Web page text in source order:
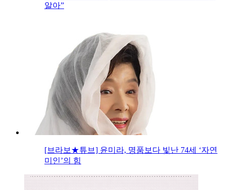
알아”
[브라보★튜브] 윤미라, 명품보다 빛난 74세 ‘자연
미인’의 힘